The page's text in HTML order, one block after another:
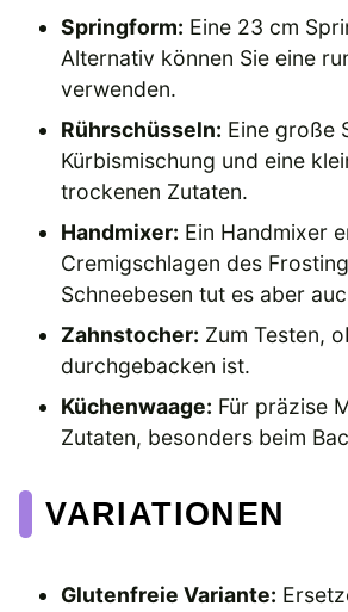
Springform: Eine 23 cm
Alternativ können Sie eine
verwenden.
Rührschüsseln: Eine große
Kürbismischung und eine
trockenen Zutaten.
Handmixer: Ein Handmixer
Cremigschlagen des
Schneebesen tut es aber
Zahnstocher: Zum Testen,
durchgebacken ist.
Küchenwaage: Für präzise
Zutaten, besonders beim
VARIATIONEN
Glutenfreie Variante: